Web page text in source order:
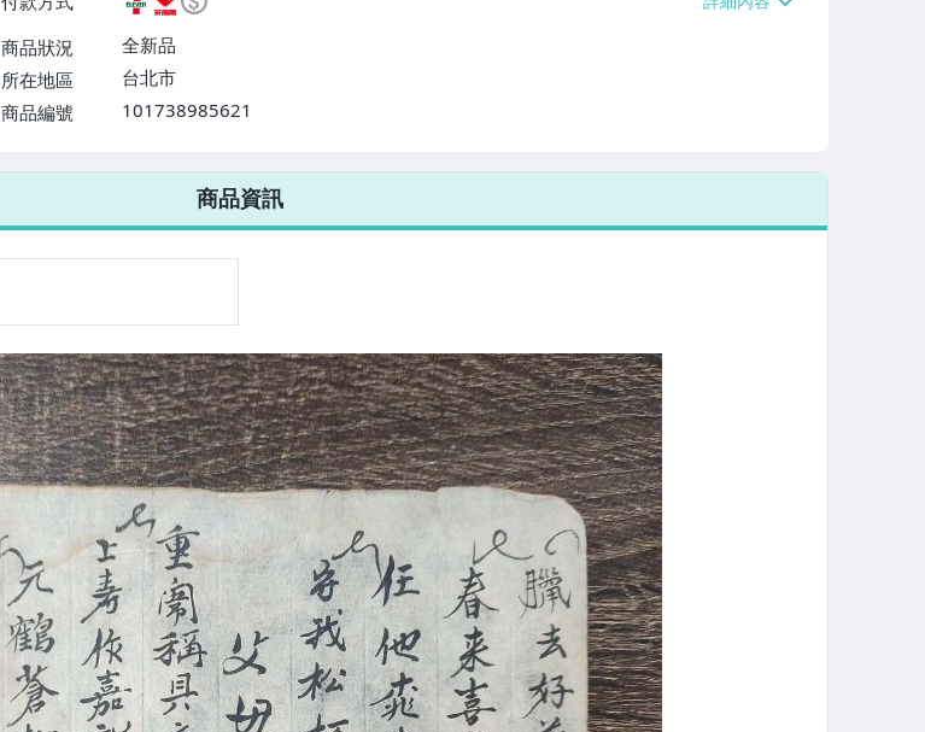
商品狀況
全新品
所在地區
台北市
商品編號
101738985621
7-ELEVEN 運費只要38元
不限金額、筆數，筆筆優惠無限次！
商品資訊